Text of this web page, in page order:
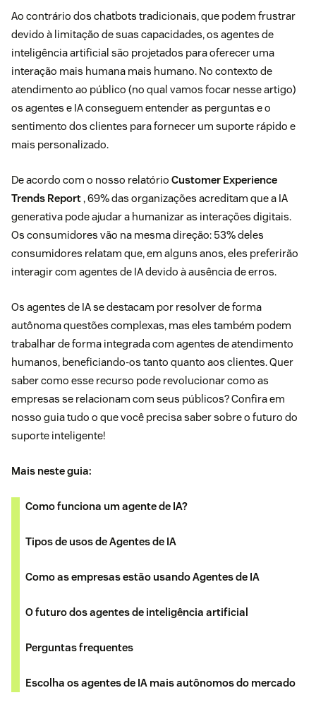
Ao contrário dos chatbots tradicionais, que podem frustrar
devido à limitação de suas capacidades, os agentes de
inteligência artificial são projetados para oferecer uma
interação mais humana mais humano. No contexto de
atendimento ao público (no qual vamos focar nesse artigo)
os agentes e IA conseguem entender as perguntas e o
sentimento dos clientes para fornecer um suporte rápido e
mais personalizado.
De acordo com o nosso relatório Customer Experience
Trends Report, 69% das organizações acreditam que a IA
generativa pode ajudar a humanizar as interações digitais.
Os consumidores vão na mesma direção: 53% deles
consumidores relatam que, em alguns anos, eles preferirão
interagir com agentes de IA devido à ausência de erros.
Os agentes de IA se destacam por resolver de forma
autônoma questões complexas, mas eles também podem
trabalhar de forma integrada com agentes de atendimento
humanos, beneficiando-os tanto quanto aos clientes. Quer
saber como esse recurso pode revolucionar como as
empresas se relacionam com seus públicos? Confira em
nosso guia tudo o que você precisa saber sobre o futuro do
suporte inteligente!
Mais neste guia:
Como funciona um agente de IA?
Tipos de usos de Agentes de IA
Como as empresas estão usando Agentes de IA
O futuro dos agentes de inteligência artificial
Perguntas frequentes
​​Escolha os agentes de IA mais autônomos do mercado